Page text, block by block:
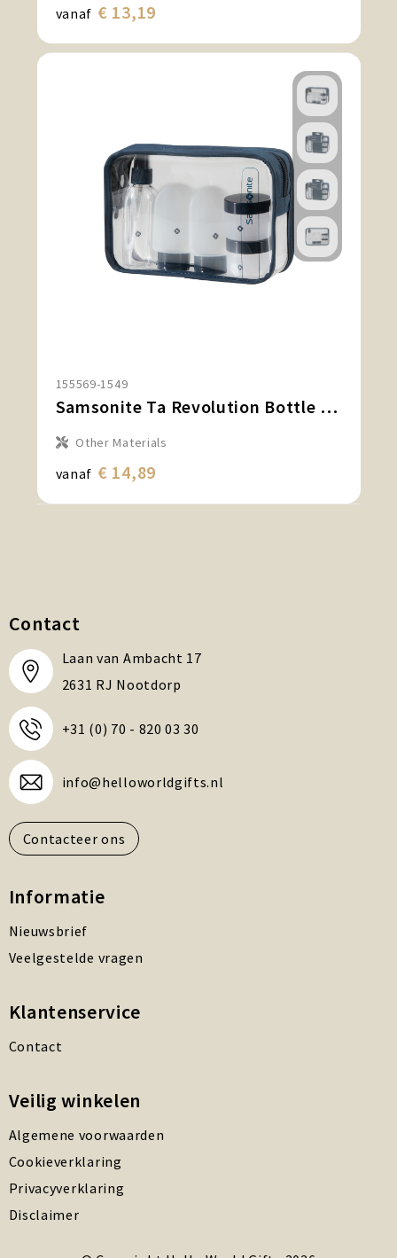
vanaf € 13,19
155569-1549
Samsonite Ta Revolution Bottle Set
Other Materials
vanaf € 14,89
Contact
Laan van Ambacht 17
2631 RJ Nootdorp
+31 (0) 70 - 820 03 30
info@helloworldgifts.nl
Contacteer ons
Informatie
Nieuwsbrief
Veelgestelde vragen
Klantenservice
Contact
Veilig winkelen
Algemene voorwaarden
Cookieverklaring
Privacyverklaring
Disclaimer